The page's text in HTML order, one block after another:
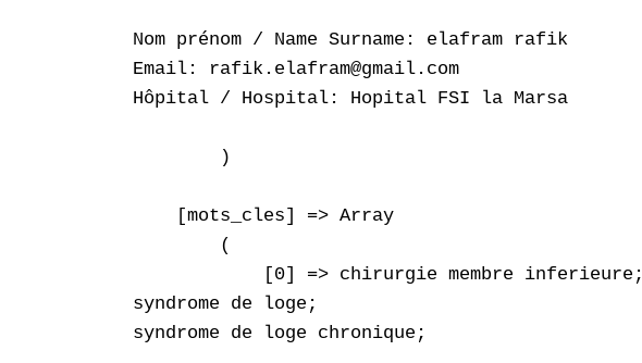
Nom prénom / Name Surname: elafram rafik
Email: rafik.elafram@gmail.com
Hôpital / Hospital: Hopital FSI la Marsa
        )
    [mots_cles] => Array
        (
            [0] => chirurgie membre inferieure;
syndrome de loge;
syndrome de loge chronique;